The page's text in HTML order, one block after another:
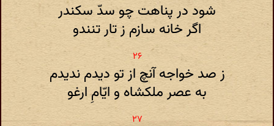
شود در پناهت چو سدّ سکندر
اگر خانه سازم ز تار تنندو
ز صد خواجه آنچ از تو دیدم ندیدم
به عصر ملکشاه و ایّامِ ارغو